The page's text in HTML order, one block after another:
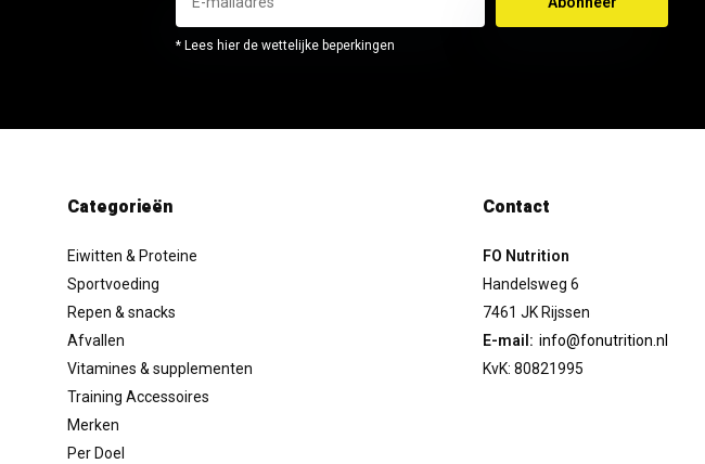
* Lees hier de wettelijke beperkingen
Categorieën
Eiwitten & Proteine
Sportvoeding
Repen & snacks
Afvallen
Vitamines & supplementen
Training Accessoires
Merken
Per Doel
Contact
FO Nutrition
Handelsweg 6
7461 JK Rijssen
E-mail: info@fonutrition.nl
KvK: 80821995